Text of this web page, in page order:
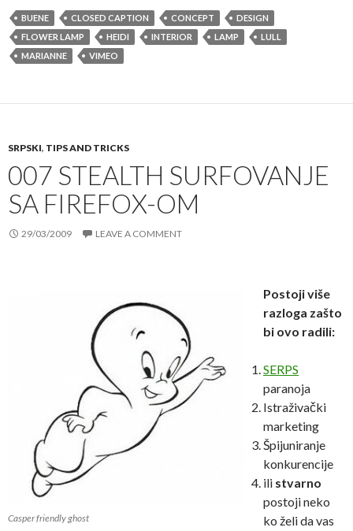
BUENE CLOSED CAPTION CONCEPT
DESIGN
FLOWER LAMP
HEIDI INTERIOR LAMP
LULL
MARIANNE
VIMEO
SRPSKI, TIPS AND TRICKS
007 STEALTH SURFOVANJE
SA FIREFOX-OM
29/03/2009 LEAVE A COMMENT
Casper friendly ghost
Postoji više
razloga zašto
bi ovo radili:
SERPS
paranoja
Istraživački
marketing
Špijuniranje
konkurencije
ili stvarno
postoji neko
ko želi da vas